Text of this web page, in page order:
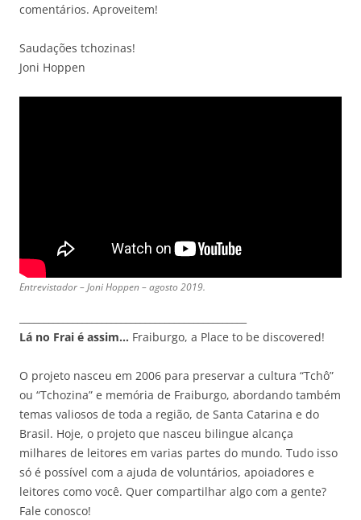
comentários. Aproveitem!
Saudações tchozinas!
Joni Hoppen
Entrevistador – Joni Hoppen – agosto 2019.
Lá no Frai é assim… Fraiburgo, a Place to be discovered!
O projeto nasceu em 2006 para preservar a cultura “Tchô”
ou “Tchozina” e memória de Fraiburgo, abordando também
temas valiosos de toda a região, de Santa Catarina e do
Brasil. Hoje, o projeto que nasceu bilingue alcança
milhares de leitores em varias partes do mundo. Tudo isso
só é possível com a ajuda de voluntários, apoiadores e
leitores como você. Quer compartilhar algo com a gente?
Fale conosco!